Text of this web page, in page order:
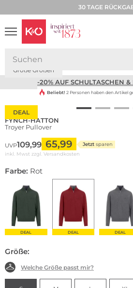
30 TAGE
NEW IN
WEDDING
-20% AUF SCHULTASCHEN
DEAL
Große Größen
Beliebt! 2 Personen haben den Artikel
FYNCH-HATTON
Troyer Pullover
UVP109,99 65,99 Jetzt sparen
inkl. Mwst zzgl. Versandkosten
Farbe: Rot
DEAL DEAL DEAL
Größe:
Welche Größe passt mir?